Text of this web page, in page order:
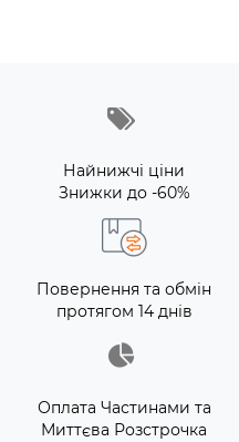
Найнижчі ціни
Знижки до -60%
Повернення та обмін
протягом 14 днів
Оплата Частинами та
Миттєва Розстрочка